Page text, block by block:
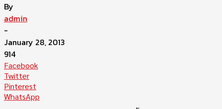
By
admin
-
January 28, 2013
914
Facebook
Twitter
Pinterest
WhatsApp